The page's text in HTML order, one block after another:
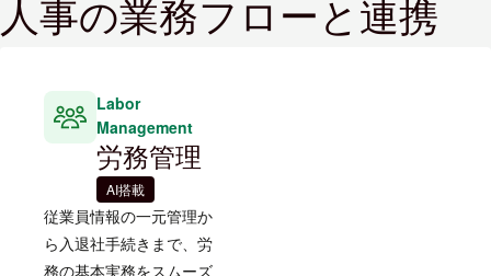
人事の業務フローと連携
Labor
Management
労務管理
AI搭載
従業員情報の一元管理か
ら入退社手続きまで、労
務の基本実務をスムーズ